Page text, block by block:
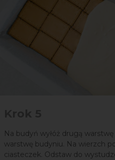
Na budyń wyłóż drugą
warstwę budyniu. Na wierzch
ciasteczek. Odstaw do